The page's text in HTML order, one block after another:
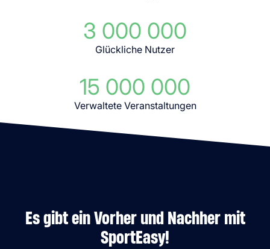
3 000 000
Glückliche Nutzer
15 000 000
Verwaltete Veranstaltungen
Es gibt ein Vorher und Nachher mit
SportEasy!